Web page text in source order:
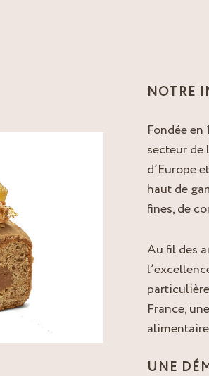
NOTRE
Fondée
secteur
d’Europe
haut de
fines, de
Au fil des
France,
UNE